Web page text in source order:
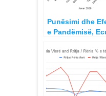
Punësimi dhe
e Pandëmisë,
2021